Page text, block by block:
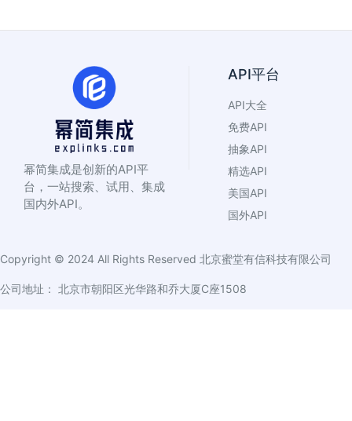
幂简集成是创新的API平
台，一站搜索、试用、集成
国内外API。
API平台
API大全
免费API
抽象API
精选API
美国API
国外API
Copyright © 2024 All Rights Reserved 北京蜜堂有信科技有限公司
公司地址： 北京市朝阳区光华路和乔大厦C座1508